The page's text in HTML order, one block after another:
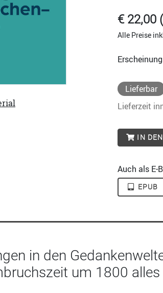
€ 22,00
Alle Preise
Lieferbar
Lieferzeit
IN
Auch als E-
EPUB
in den
um 1800